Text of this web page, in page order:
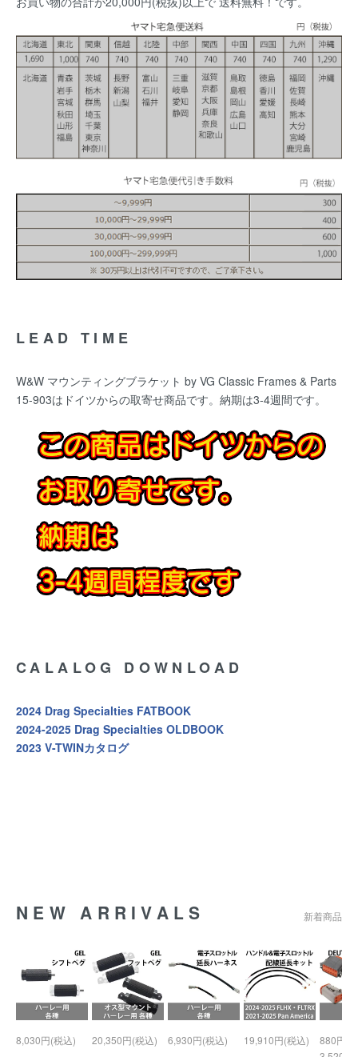
LEAD TIME
W&W マウンティングブラケット by VG Classic Frames & Parts
15-903はドイツからの取寄せ商品です。納期は3-4週間です。
CALALOG DOWNLOAD
2024 Drag Specialties FATBOOK
2024-2025 Drag Specialties OLDBOOK
2023 V-TWINカタログ
NEW ARRIVALS 新着商品
8,030円(税込) 20,350円(税込) 6,930円(税込) 19,910円(税込)
880円(